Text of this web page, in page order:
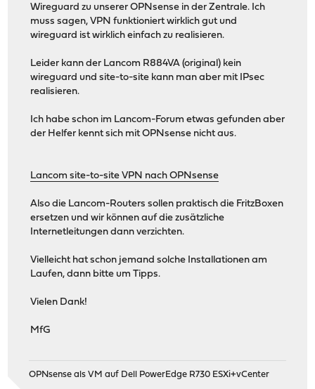
Wireguard zu unserer OPNsense in der Zentrale. Ich
muss sagen, VPN funktioniert wirklich gut und
wireguard ist wirklich einfach zu realisieren.
Leider kann der Lancom R884VA (original) kein
wireguard und site-to-site kann man aber mit IPsec
realisieren.
Ich habe schon im Lancom-Forum etwas gefunden aber
der Helfer kennt sich mit OPNsense nicht aus.
Lancom site-to-site VPN nach OPNsense
Also die Lancom-Routers sollen praktisch die FritzBoxen
ersetzen und wir können auf die zusätzliche
Internetleitungen dann verzichten.
Vielleicht hat schon jemand solche Installationen am
Laufen, dann bitte um Tipps.
Vielen Dank!
MfG
OPNsense als VM auf Dell PowerEdge R730 ESXi+vCenter